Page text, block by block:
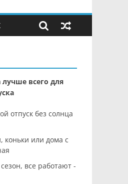
лучше всего для
отпуск без солнца
коньки или дома с
все работают -